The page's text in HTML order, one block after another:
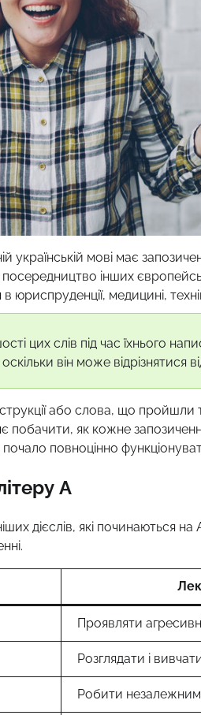
українській мові має
посередництво інших
медицині,
цих слів під час їхнього
він може відрізнятися
або слова, що
побачити, як кожне
почало повноцінно
А
дієслів, які починаються на
Проявляти
Розглядати і
Робити незалежним